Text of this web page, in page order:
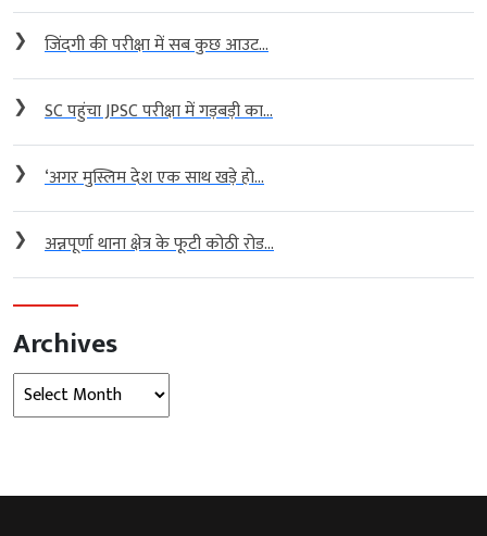
❯ जिंदगी की परीक्षा में सब कुछ आउट...
❯ SC पहुंचा JPSC परीक्षा में गड़बड़ी का...
❯ ‘अगर मुस्लिम देश एक साथ खड़े हो...
❯ अन्नपूर्णा थाना क्षेत्र के फूटी कोठी रोड...
Archives
Archives